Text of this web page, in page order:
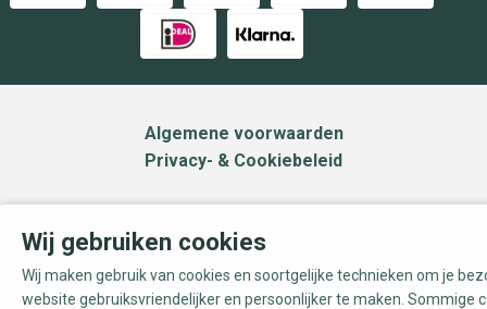
Algemene voorwaarden
Privacy- & Cookiebeleid
Wij gebruiken cookies
Wij maken gebruik van cookies en soortgelijke technieken om je
website gebruiksvriendelijker en persoonlijker te maken. Sommige